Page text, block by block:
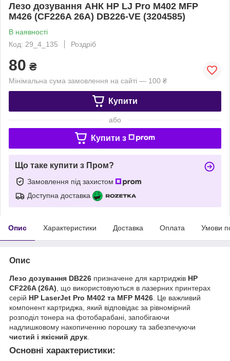
Лезо дозування АНК HP LJ Pro M402 MFP
M426 (CF226A 26A) DB226-VE (3204585)
В наявності
Код: 29_4_135
Роздріб
80 ₴
Мінімальна сума замовлення на сайті — 100 ₴
Купити
або
Купити з
Що таке купити з Пром?
Замовлення під захистом
Доступна доставка
Опис Характеристики Доставка Оплата Умови
Опис
Лезо дозування DB226 призначене для картриджів HP
CF226A (26A) , що використовуються в лазерних принтерах
серій HP LaserJet Pro M402 та MFP M426 . Це важливий
компонент картриджа, який відповідає за рівномірний
розподіл тонера на фотобарабані, запобігаючи
надлишковому накопиченню порошку та забезпечуючи
чистий і якісний друк
Основні характеристики: